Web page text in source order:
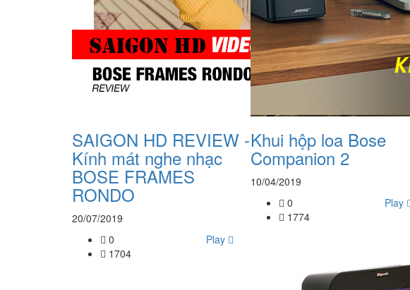
SAIGON HD REVIEW -
Kính mát nghe nhạc
BOSE FRAMES
RONDO
20/07/2019
0
1704
Play
Khui hộp loa Bose
Companion 2
10/04/2019
0
1774
Play